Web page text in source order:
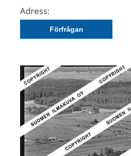
Adress:
Förfrågan